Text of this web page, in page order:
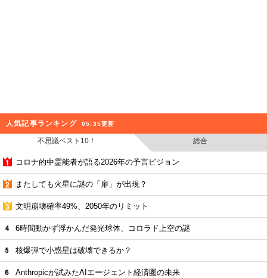
人気記事ランキング 05:35更新
不思議ベスト10！ 総合
コロナ的中霊能者が語る2026年の予言ビジョン
またしても火星に謎の「扉」が出現？
文明崩壊確率49%、2050年のリミット
6時間動かず浮かんだ発光球体、コロラド上空の謎
核爆弾で小惑星は破壊できるか？
Anthropicが試みたAIエージェント経済圏の未来